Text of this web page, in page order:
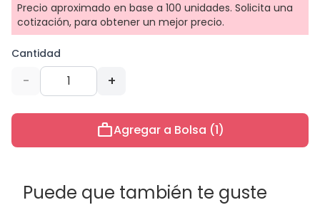
Precio aproximado en base a 100 unidades. Solicita una
cotización, para obtener un mejor precio.
Cantidad
- +
workAgregar a Bolsa (1)
Puede que también te guste